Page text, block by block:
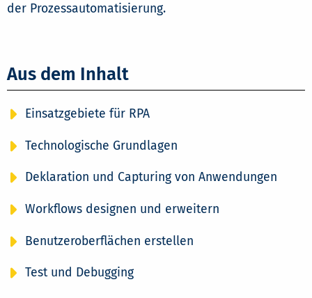
der Prozessautomatisierung.
Aus dem Inhalt
Einsatzgebiete für RPA
Technologische Grundlagen
Deklaration und Capturing von Anwendungen
Workflows designen und erweitern
Benutzeroberflächen erstellen
Test und Debugging